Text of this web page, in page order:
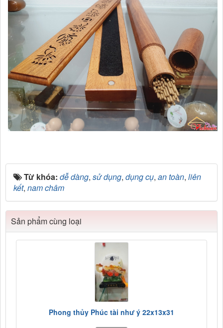
Từ khóa: dễ dàng, sử dụng, dụng cụ, an toàn, liên
kết, nam châm
Sản phẩm cùng loại
Phong thủy Phúc tài như ý 22x13x31